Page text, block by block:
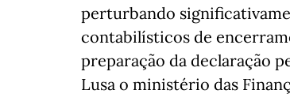
perturbando
contabilísticos de
preparação da declaração
Lusa o ministério das